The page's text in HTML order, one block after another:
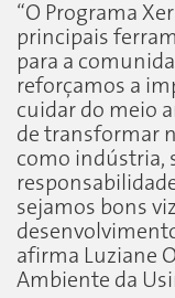
“O Programa
principais
para a
reforçamos a
cuidar do meio
de transformar
como indústria,
sejamos bons
afirma Luziane
Ambiente da